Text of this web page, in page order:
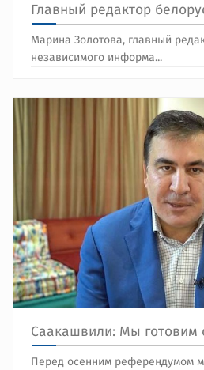
Главный редактор
Марина Золотова, главный
независимого информа...
Саакашвили: Мы готовим
Перед осенним референдумом